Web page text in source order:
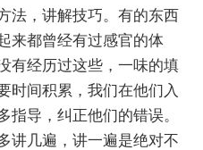
法，讲解技巧。有的东西
来都曾经有过感官的体
有经历过这些，一味的填
时间积累，我们在他们入
指导，纠正他们的错误。
讲几遍，讲一遍是绝对不